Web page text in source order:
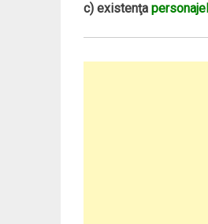
c) existenţa